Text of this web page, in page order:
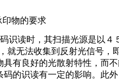
印物的要求
识读时，其扫描光源是以４
就无法收集到反射光信号，
具有良好的光散射特性，而
码的识读有一定的影响。此